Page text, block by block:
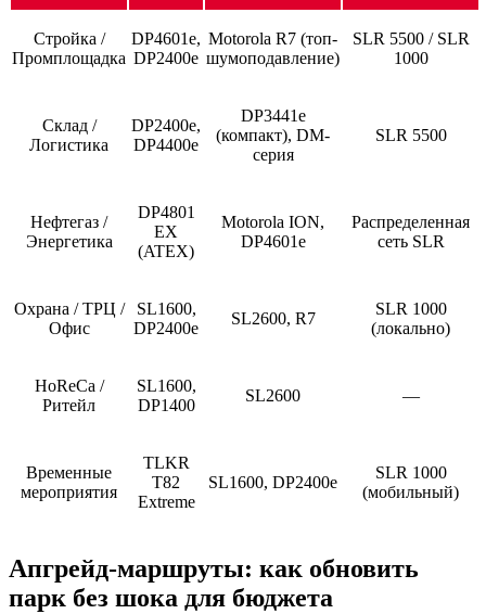
Стройка /
Промплощадка
DP4601e,
DP2400e
Motorola R7 (топ-
шумоподавление)
SLR 5500 / SLR
1000
Склад /
Логистика
DP2400e,
DP4400e
DP3441e
(компакт), DM-
серия
SLR 5500
Нефтегаз /
Энергетика
DP4801
EX
(ATEX)
Motorola ION,
DP4601e
Распределенная
сеть SLR
Охрана / ТРЦ /
Офис
SL1600,
DP2400e
SL2600, R7
SLR 1000
(локально)
HoReCa /
Ритейл
SL1600,
DP1400
SL2600 —
Временные
мероприятия
TLKR
T82
Extreme
SL1600, DP2400e
SLR 1000
(мобильный)
Апгрейд-маршруты: как обновить
парк без шока для бюджета